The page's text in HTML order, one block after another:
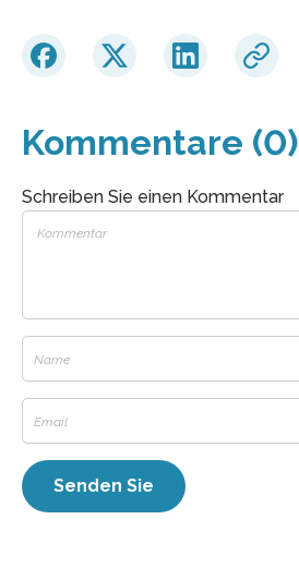
Kommentare (0)
Schreiben Sie einen Kommentar